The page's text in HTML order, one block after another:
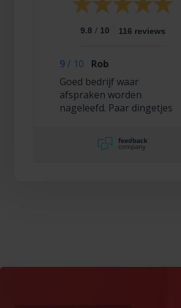
9.8 / 10 116 reviews
9/ 10
Rob
Goed bedrijf waar
afspraken worden
nageleefd. Paar dingetjes
korting gekregen. Duurde
lang eer ik de sleutel